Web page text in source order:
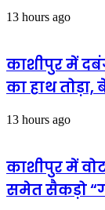
13 hours ago
काशीपुर में
का हाथ तोड़ा,
13 hours ago
काशीपुर में
समेत सैकड़ो